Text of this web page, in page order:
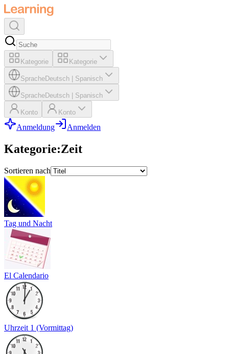
Kategorie Kategorie
SpracheDeutsch Spanisch
SpracheDeutsch Spanisch
Konto Konto
Anmeldung Anmelden
Kategorie:Zeit
Sortieren nach
Tag und Nacht
El Calendario
Uhrzeit 1 (Vormittag)